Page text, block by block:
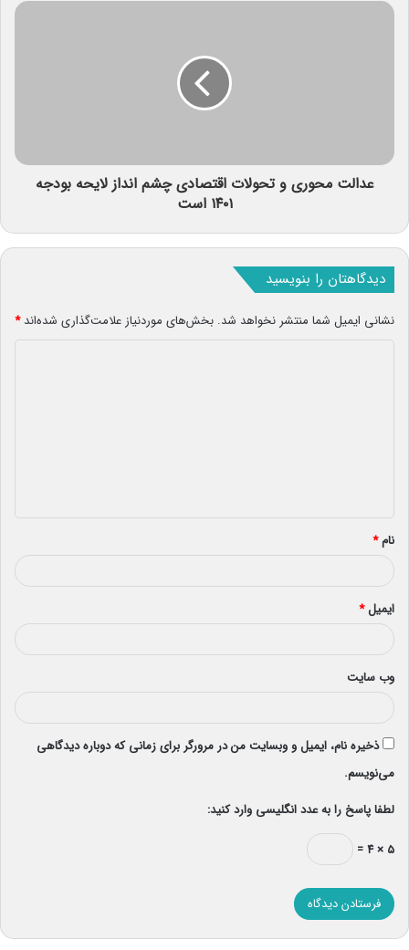
عدالت محوری و تحولات اقتصادی چشم انداز لایحه بودجه
۱۴۰۱ است
دیدگاهتان را بنویسید
نشانی ایمیل شما منتشر نخواهد شد. بخش‌های موردنیاز علامت‌گذاری شده‌اند*
*
نام*
ایمیل*
وب‌ سایت
ذخیره نام، ایمیل و وبسایت من در مرورگر برای زمانی که دوباره دیدگاهی
می‌نویسم.
لطفا پاسخ را به عدد انگلیسی وارد کنید:
۵ × ۴ =